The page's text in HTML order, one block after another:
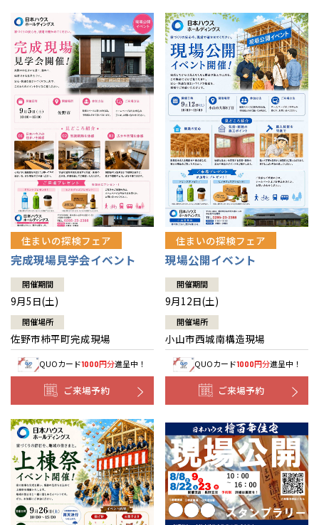
住まいの探検フェア
完成現場見学会イベント
開催期間
9月5日(土)
開催場所
佐野市柿平町完成現場
QUOカード1000円分進呈中！
ご来場予約
住まいの探検フェア
現場公開イベント
開催期間
9月12日(土)
開催場所
小山市西城南構造現場
QUOカード1000円分進呈中！
ご来場予約